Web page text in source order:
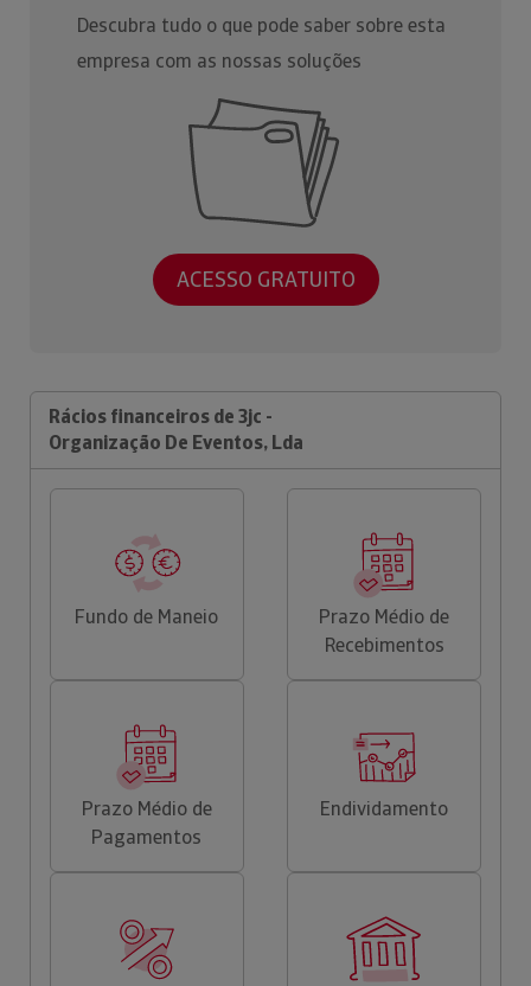
Descubra tudo o que pode saber sobre esta
empresa com as nossas soluções
ACESSO GRATUITO
Rácios financeiros de 3jc -
Organização De Eventos, Lda
Fundo de Maneio
Prazo Médio de
Recebimentos
Prazo Médio de
Pagamentos
Endividamento